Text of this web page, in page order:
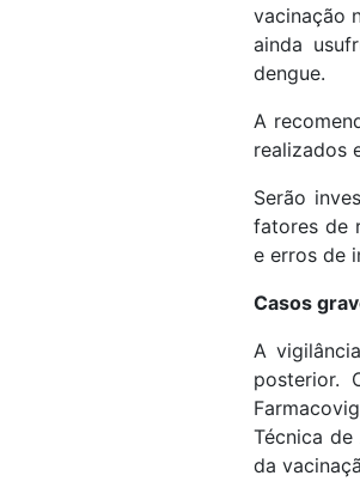
vacinação
ainda
dengue.
A
realizados
Serão
fatores de
e erros de
Casos
A
posterior.
Técnica
da